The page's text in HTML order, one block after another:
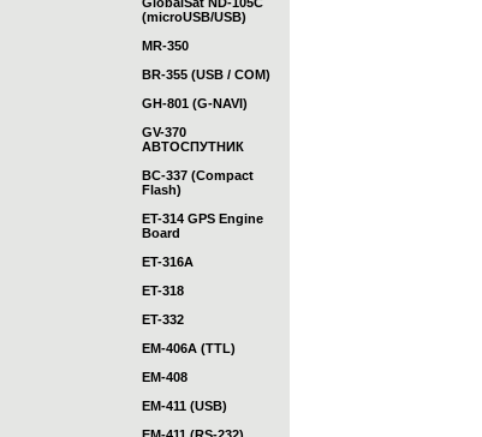
(microUSB/USB)
MR-350
BR-355 (USB / COM)
GH-801 (G-NAVI)
GV-370
АВТОСПУТНИК
BC-337 (Compact
Flash)
ET-314 GPS Engine
Board
ET-316A
ET-318
ET-332
EM-406A (TTL)
EM-408
EM-411 (USB)